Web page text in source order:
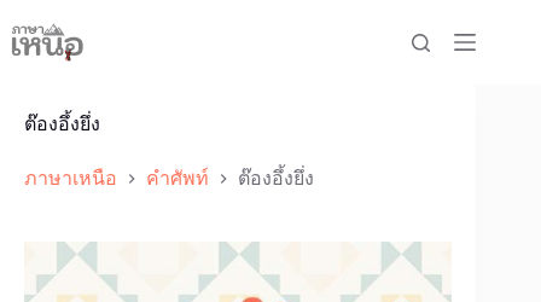
to
content
ต๊องอึ้งยึ่ง
ภาษาเหนือ คำศัพท์ ต๊องอึ้งยึ่ง